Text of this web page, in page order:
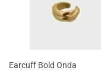
Earcuff Bold Onda